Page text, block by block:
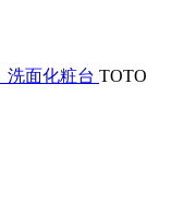
洗面化粧台 TOTO